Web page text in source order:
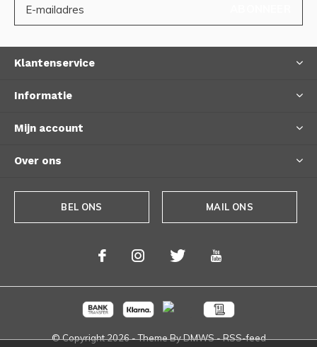
Klantenservice
Informatie
Mijn account
Over ons
BEL ONS MAIL ONS
© Copyright2026- Theme ByDMWS-RSS-feed